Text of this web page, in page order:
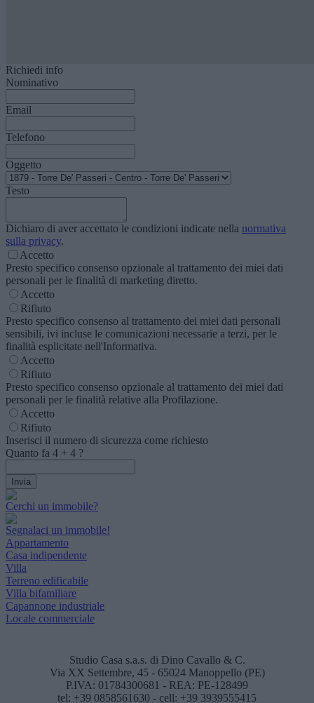
Richiedi info
Nominativo
Email
Telefono
Oggetto
Testo
Dichiaro di aver accettato le condizioni indicate nella normativa
sulla privacy.
Accetto
Presto specifico consenso opzionale al trattamento dei miei dati
personali per le finalità di marketing diretto.
Accetto
Rifiuto
Presto specifico consenso al trattamento dei miei dati personali
sensibili, ivi incluse le comunicazioni necessarie a terzi, per le
finalità esplicitate nell'Informativa.
Accetto
Rifiuto
Presto specifico consenso opzionale al trattamento dei miei dati
personali per le finalità relative alla Profilazione.
Accetto
Rifiuto
Inserisci il numero di sicurezza come richiesto
Quanto fa 4 + 4 ?
Cerchi un immobile?
Segnalaci un immobile!
Appartamento
Casa indipendente
Villa
Terreno edificabile
Villa bifamiliare
Capannone industriale
Locale commerciale
Studio Casa s.a.s. di Dino Cavallo & C.
Via XX Settembre, 45 - 65024 Manoppello (PE)
P.IVA: 01784300681 - REA: PE-128499
tel: +39 0858561630 - cell: +39 3939555415